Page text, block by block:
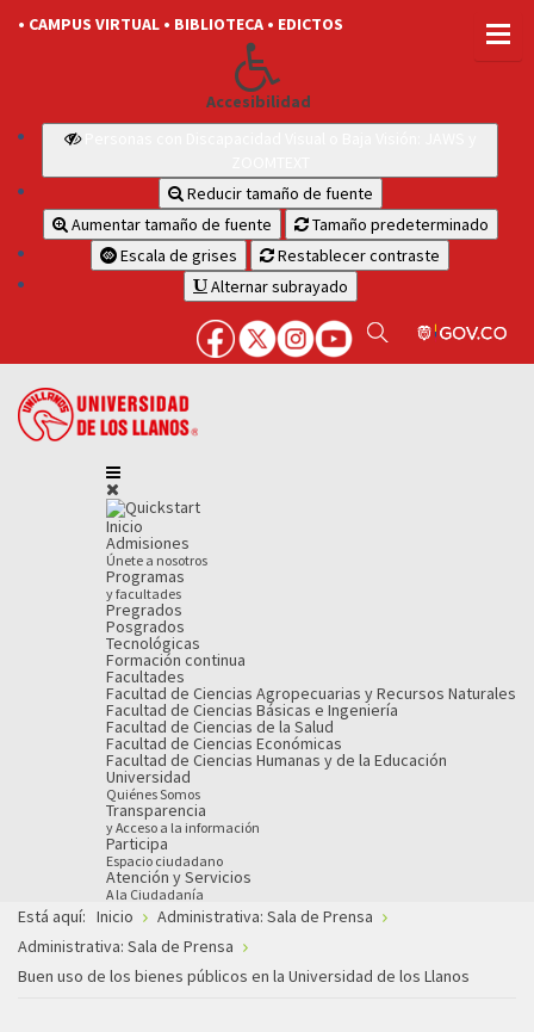
• CAMPUS VIRTUAL • BIBLIOTECA • EDICTOS
Accesibilidad
Reducir tamaño de fuente
Aumentar tamaño de fuente
Tamaño predeterminado
Escala de grises
Restablecer contraste
Alternar subrayado
Inicio
Admisiones
Únete a nosotros
Programas
y facultades
Pregrados
Posgrados
Tecnológicas
Formación continua
Facultades
Facultad de Ciencias Agropecuarias y Recursos Naturales
Facultad de Ciencias Básicas e Ingeniería
Facultad de Ciencias de la Salud
Facultad de Ciencias Económicas
Facultad de Ciencias Humanas y de la Educación
Universidad
Quiénes Somos
Transparencia
y Acceso a la información
Participa
Espacio ciudadano
Atención y Servicios
A la Ciudadanía
Está aquí: Inicio
Administrativa: Sala de Prensa
Administrativa: Sala de Prensa
Buen uso de los bienes públicos en la Universidad de los Llanos